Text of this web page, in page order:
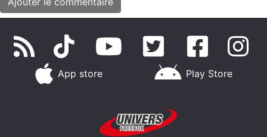
App store Play Store